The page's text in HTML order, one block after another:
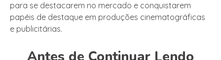
para se destacarem no mercado e conquistarem
papéis de destaque em produções cinematográficas
e publicitárias.